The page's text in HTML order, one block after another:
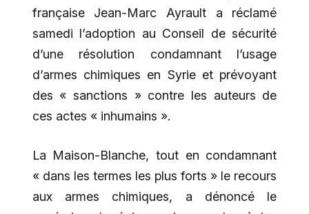
française Jean-Marc Ayrault a réclamé
samedi l’adoption au Conseil de sécurité
d’une résolution condamnant l’usage
d’armes chimiques en Syrie et prévoyant
des « sanctions » contre les auteurs de
ces actes « inhumains ».
La Maison-Blanche, tout en condamnant
« dans les termes les plus forts » le recours
aux armes chimiques, a dénoncé le